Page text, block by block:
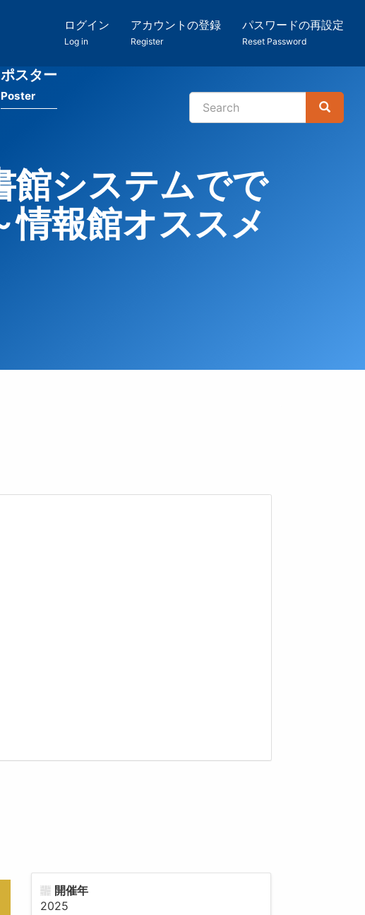
ログイン
Log in
アカウントの登録
Register
パスワードの再設定
Reset Password
ポスター
Poster
検
Search
Search
館システムでで
報館オススメ
開催年
2025